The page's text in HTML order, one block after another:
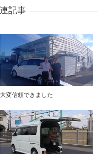
記事
大変信頼できました